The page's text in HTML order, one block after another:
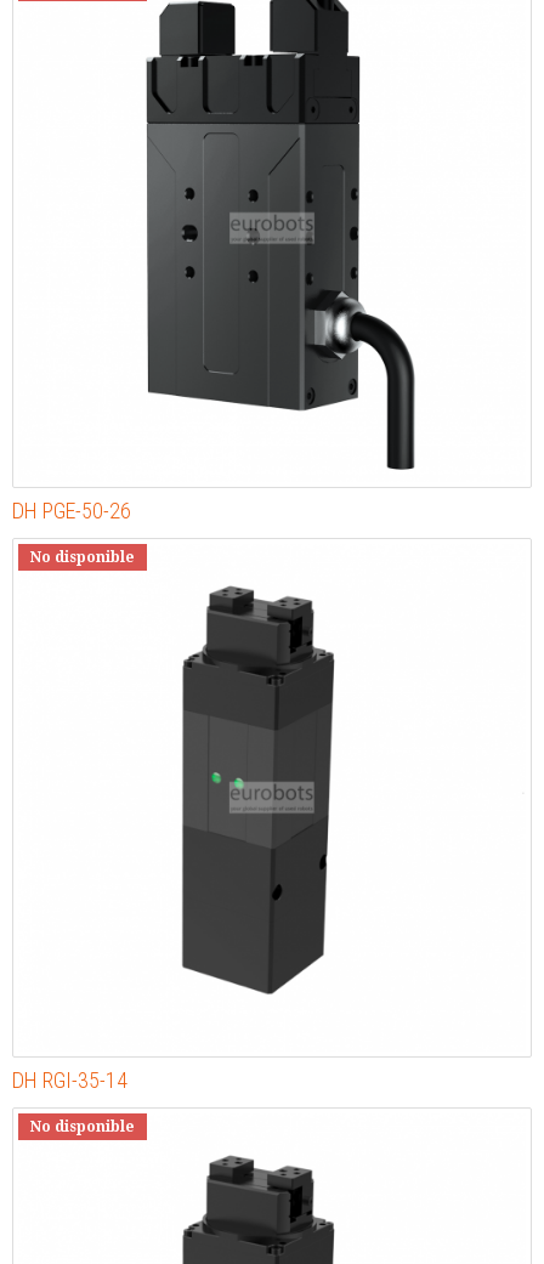
DH PGE-50-26
No disponible
DH RGI-35-14
No disponible